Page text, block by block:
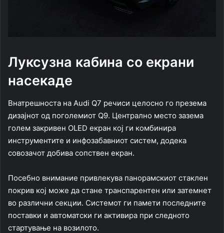
Луксузна кабина со екрани
насекаде
Внатрешноста на Audi Q7 речиси целосно го презема
дизајнот од поголемиот Q9. Централно место зазема
голем закривен OLED екран кој ги комбинира
инструментите и инфозабавниот систем, додека
совозачот добива сопствен екран.
Посебно внимание привлекува панорамскиот стаклен
покрив кој може да стане транспарентен или затемнет
во различни секции. Системот ги памети последните
поставки и автоматски ги активира при следното
стартување на возилото.